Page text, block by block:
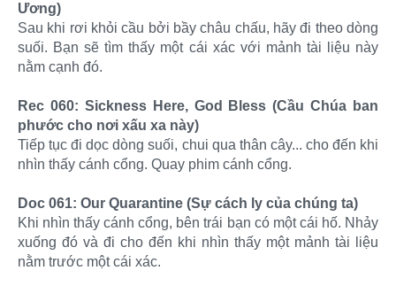
Ương)
Sau khi rơi khỏi cầu bởi bầy châu chấu, hãy đi theo dòng
suối. Bạn sẽ tìm thấy một cái xác với mảnh tài liệu này
nằm cạnh đó.
Rec 060: Sickness Here, God Bless (Cầu Chúa ban
phước cho nơi xấu xa này)
Tiếp tục đi dọc dòng suối, chui qua thân cây... cho đến khi
nhìn thấy cánh cổng. Quay phim cánh cổng.
Doc 061: Our Quarantine (Sự cách ly của chúng ta)
Khi nhìn thấy cánh cổng, bên trái bạn có một cái hố. Nhảy
xuống đó và đi cho đến khi nhìn thấy một mảnh tài liệu
nằm trước một cái xác.